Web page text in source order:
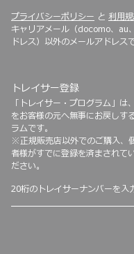
プライバシーポリシー と 利用
キャリアメール（docomo、au
ドレス）以外のメールアドレス
トレイサー登録
「トレイサー・プログラム」
をお客様の元へ無事にお戻しす
ラムです。
※正規販売店以外でのご購入、
者様がすでに登録を済まされて
ださい。